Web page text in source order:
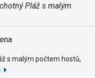
Pláž s malým
s malým počtem hostů,